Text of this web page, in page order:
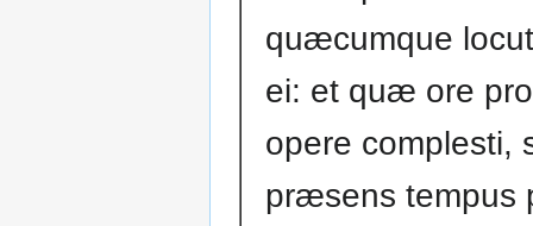
quæcumque
ei: et quæ ore
opere complesti,
præsens tempus